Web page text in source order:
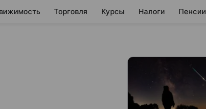
Торговля Курсы Налоги Пенсии